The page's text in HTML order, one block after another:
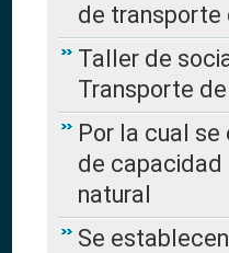
de transporte
Taller de
Transporte
Por la cual
de capacidad
natural
Se